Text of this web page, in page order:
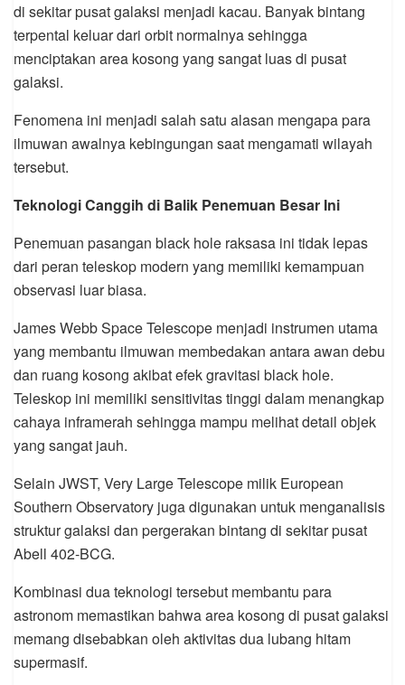
di sekitar pusat galaksi menjadi kacau. Banyak bintang
terpental keluar dari orbit normalnya sehingga
menciptakan area kosong yang sangat luas di pusat
galaksi.
Fenomena ini menjadi salah satu alasan mengapa para
ilmuwan awalnya kebingungan saat mengamati wilayah
tersebut.
Teknologi Canggih di Balik Penemuan Besar Ini
Penemuan pasangan black hole raksasa ini tidak lepas
dari peran teleskop modern yang memiliki kemampuan
observasi luar biasa.
James Webb Space Telescope menjadi instrumen utama
yang membantu ilmuwan membedakan antara awan debu
dan ruang kosong akibat efek gravitasi black hole.
Teleskop ini memiliki sensitivitas tinggi dalam menangkap
cahaya inframerah sehingga mampu melihat detail objek
yang sangat jauh.
Selain JWST, Very Large Telescope milik European
Southern Observatory juga digunakan untuk menganalisis
struktur galaksi dan pergerakan bintang di sekitar pusat
Abell 402-BCG.
Kombinasi dua teknologi tersebut membantu para
astronom memastikan bahwa area kosong di pusat galaksi
memang disebabkan oleh aktivitas dua lubang hitam
supermasif.